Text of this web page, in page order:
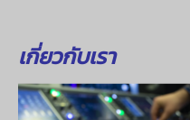
เกี่ยวกับเรา